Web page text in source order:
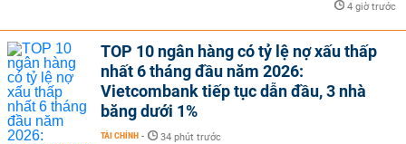
4 giờ trước
TOP 10 ngân hàng có tỷ lệ nợ xấu thấp
nhất 6 tháng đầu năm 2026:
Vietcombank tiếp tục dẫn đầu, 3 nhà
băng dưới 1%
TÀI CHÍNH - 34 phút trước